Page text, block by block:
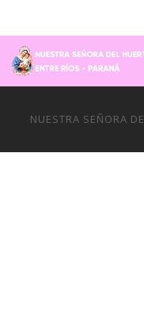
NUESTRA SEÑORA